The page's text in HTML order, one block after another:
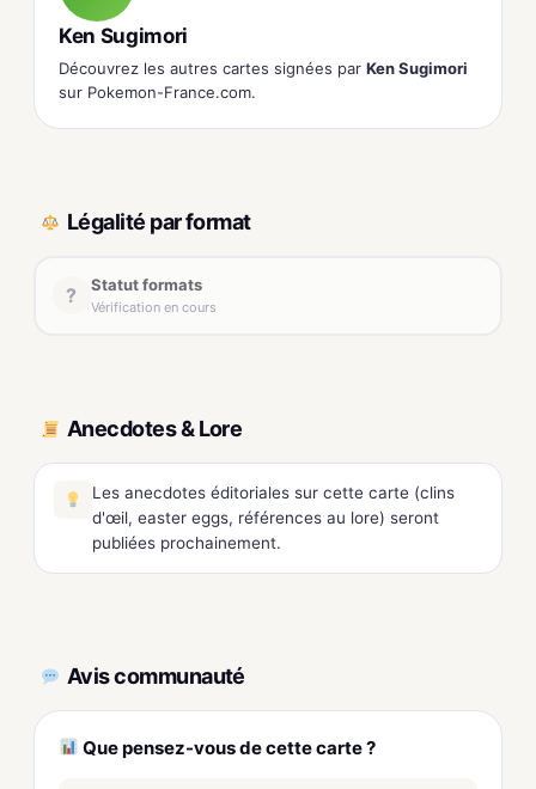
Ken Sugimori
Découvrez les autres cartes signées par Ken Sugimori
sur Pokemon-France.com.
Légalité par format
? Statut formats
Vérification en cours
Anecdotes & Lore
Les anecdotes éditoriales sur cette carte (clins
d'œil, easter eggs, références au lore) seront
publiées prochainement.
Avis communauté
Que pensez-vous de cette carte ?